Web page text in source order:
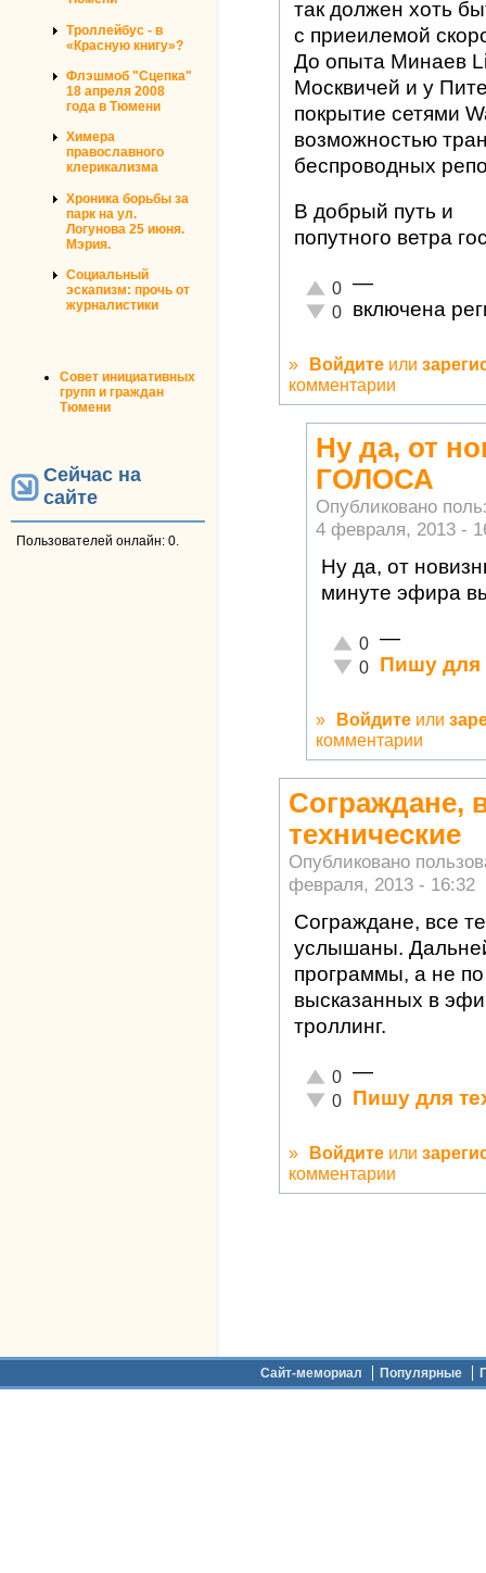
Троллейбус - в
«Красную книгу»?
Флэшмоб "Сцепка"
18 апреля 2008
года в Тюмени
Химера
православного
клерикализма
Хроника борьбы за
парк на ул.
Логунова 25 июня.
Мэрия.
Социальный
эскапизм: прочь от
журналистики
Совет инициативных
групп и граждан
Тюмени
Сейчас на
сайте
Пользователей онлайн: 0.
так должен хоть
с приеилемой
До опыта Минаев
Москвичей и у
покрытие сетями
возможностью
беспроводных
В добрый путь и
попутного ветра
Отлично!
0
Неадекватно!
0
—
включена
» Войдите или
комментарии
Ну да, от
ГОЛОСА
Опубликовано
4 февраля, 2013 -
Ну да, от
минуте эфира
Отлично!
0
Неадекватно!
0
—
Пишу для
» Войдите или
комментарии
Сограждане,
технические
Опубликовано
февраля, 2013 - 16:32
Сограждане, все
услышаны.
программы, а не
высказанных в
троллинг.
Отлично!
0
Неадекватно!
0
—
Пишу для
» Войдите или
комментарии
Сайт-мемориал Популярные